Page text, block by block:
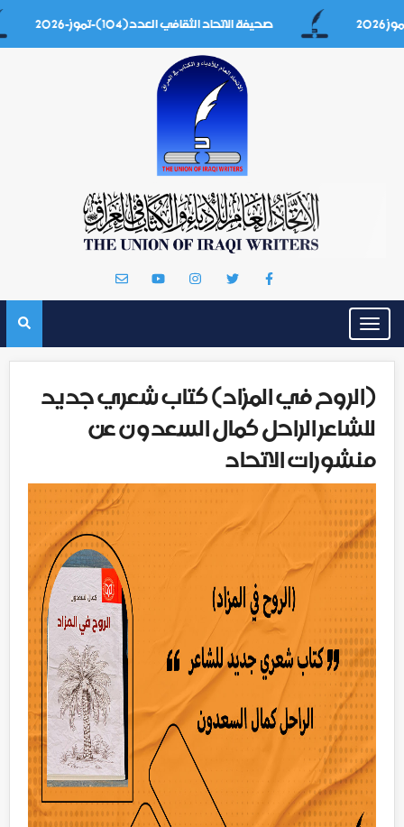
صحيفة الاتحاد الثقافي العدد(104)-تموز-2026
Toggle
navigation
(الروح في المزاد) كتاب شعري جديد
للشاعر الراحل كمال السعدون عن
منشورات الاتحاد